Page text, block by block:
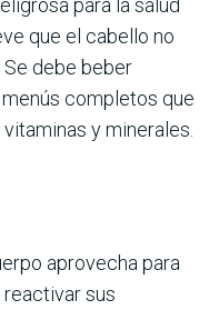
que el cabello no
debe beber
completos que
y minerales.
aprovecha para
sus